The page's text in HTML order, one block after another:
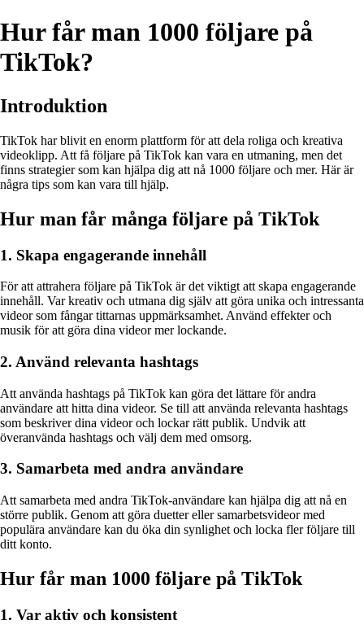
Hur får man 1000 följare på
TikTok?
Introduktion
TikTok har blivit en enorm plattform för att dela roliga och kreativa
videoklipp. Att få följare på TikTok kan vara en utmaning, men det
finns strategier som kan hjälpa dig att nå 1000 följare och mer. Här är
några tips som kan vara till hjälp.
Hur man får många följare på TikTok
1. Skapa engagerande innehåll
För att attrahera följare på TikTok är det viktigt att skapa engagerande
innehåll. Var kreativ och utmana dig själv att göra unika och intressanta
videor som fångar tittarnas uppmärksamhet. Använd effekter och
musik för att göra dina videor mer lockande.
2. Använd relevanta hashtags
Att använda hashtags på TikTok kan göra det lättare för andra
användare att hitta dina videor. Se till att använda relevanta hashtags
som beskriver dina videor och lockar rätt publik. Undvik att
överanvända hashtags och välj dem med omsorg.
3. Samarbeta med andra användare
Att samarbeta med andra TikTok-användare kan hjälpa dig att nå en
större publik. Genom att göra duetter eller samarbetsvideor med
populära användare kan du öka din synlighet och locka fler följare till
ditt konto.
Hur får man 1000 följare på TikTok
1. Var aktiv och konsistent